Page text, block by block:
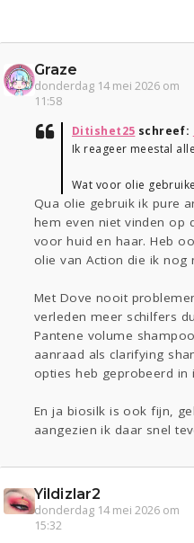
Graze
donderdag 14 mei 2026 om
11:58
Ditishet25 schreef:
Ik reageer meestal
Wat voor olie
Qua olie gebruik ik pure
hem even niet vinden op
voor huid en haar. Heb
olie van Action die ik nog
Met Dove nooit
verleden meer schilfers
Pantene volume
aanraad als clarifying
opties heb geprobeerd in
En ja biosilk is ook fijn,
aangezien ik daar snel
Yildizlar2
donderdag 14 mei 2026 om
15:32